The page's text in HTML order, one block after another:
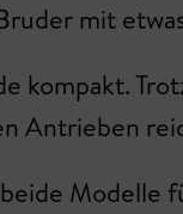
mit
kompakt.
Antrieben